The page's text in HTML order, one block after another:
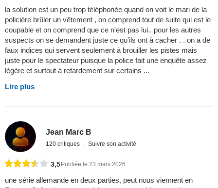
la solution est un peu trop téléphonée quand on voit le mari de la
policière brûler un vêtement , on comprend tout de suite qui est le
coupable et on comprend que ce n'est pas lui.. pour les autres
suspects on se demandent juste ce qu'ils ont à cacher . . on a de
faux indices qui servent seulement à brouiller les pistes mais
juste pour le spectateur puisque la police fait une enquête assez
légère et surtout à retardement sur certains ...
Lire plus
Jean Marc B
120 critiques Suivre son activité
3,5Publiée le 23 mars 2026
une série allemande en deux parties, peut nous viennent en